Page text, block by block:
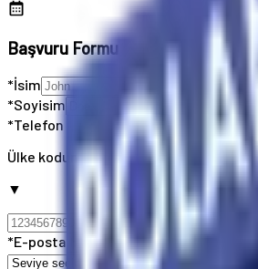
Başvuru Formu
*İsim
*Soyisim
*Telefon
Ülke kodunuzu seçin
▼
*E-posta